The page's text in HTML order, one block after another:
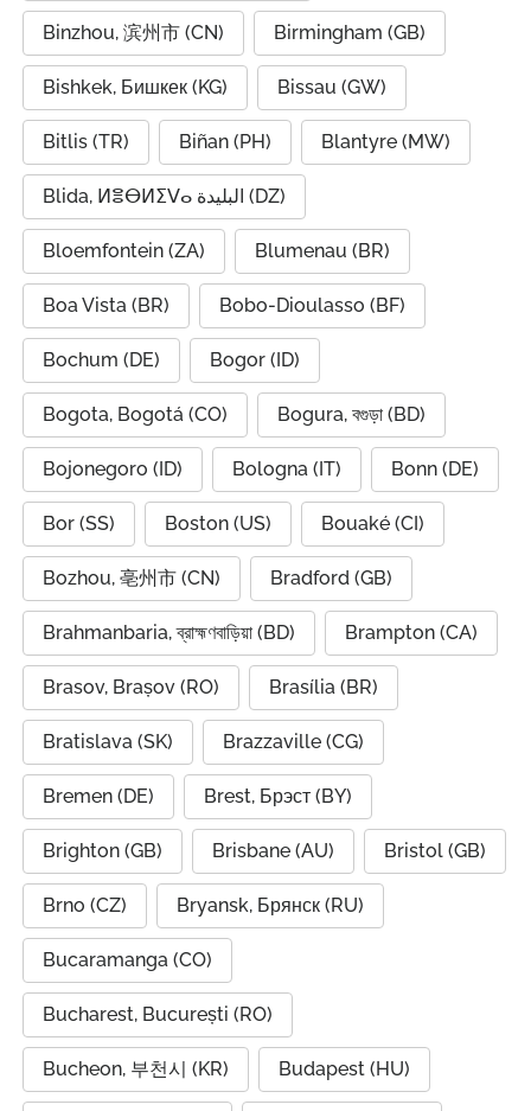
Binzhou, 滨州市 (CN) Birmingham (GB)
Bishkek, Бишкек (KG) Bissau (GW)
Bitlis (TR) Biñan (PH) Blantyre (MW)
Blida, ⵍⴻⴱⵍⵉⴸⴰ البليدة (DZ)
Bloemfontein (ZA) Blumenau (BR)
Boa Vista (BR) Bobo-Dioulasso (BF)
Bochum (DE) Bogor (ID)
Bogota, Bogotá (CO) Bogura, বগুড়া (BD)
Bojonegoro (ID) Bologna (IT) Bonn (DE)
Bor (SS) Boston (US) Bouaké (CI)
Bozhou, 亳州市 (CN) Bradford (GB)
Brahmanbaria, ব্রাহ্মণবাড়িয়া (BD) Brampton (CA)
Brasov, Brașov (RO) Brasília (BR)
Bratislava (SK) Brazzaville (CG)
Bremen (DE) Brest, Брэст (BY)
Brighton (GB) Brisbane (AU) Bristol (GB)
Brno (CZ) Bryansk, Брянск (RU)
Bucaramanga (CO)
Bucharest, București (RO)
Bucheon, 부천시 (KR) Budapest (HU)